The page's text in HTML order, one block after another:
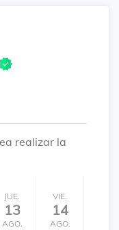
realizar la
JUE.
13
AGO.
VIE.
14
AGO.